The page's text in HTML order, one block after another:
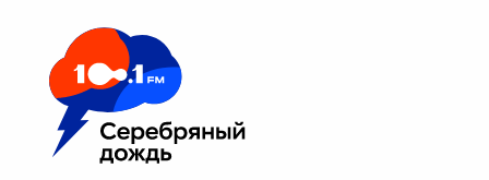
Москва 100.1 FM